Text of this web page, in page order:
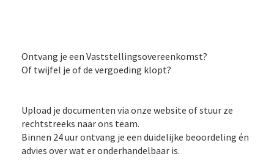
Ontvang je een Vaststellingsovereenkomst?
Of twijfel je of de vergoeding klopt?
Upload je documenten via onze website of stuur ze
rechtstreeks naar ons team.
Binnen 24 uur ontvang je een duidelijke beoordeling én
advies over wat er onderhandelbaar is.